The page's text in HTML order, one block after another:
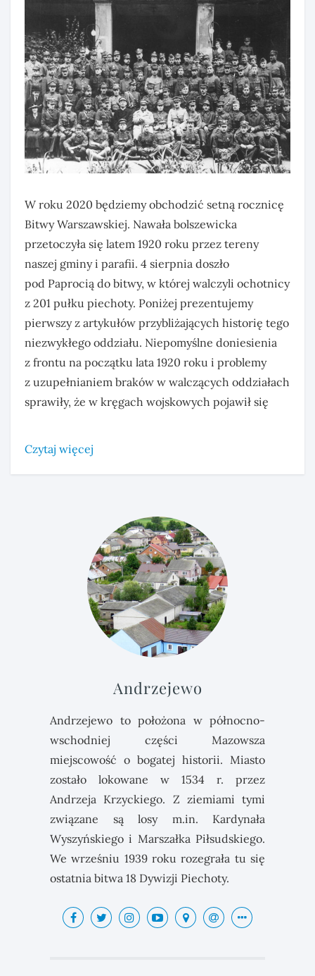
W roku 2020 będziemy obchodzić setną rocznicę
Bitwy Warszawskiej. Nawała bolszewicka
przetoczyła się latem 1920 roku przez tereny
naszej gminy i parafii. 4 sierpnia doszło
pod Paprocią do bitwy, w której walczyli ochotnicy
z 201 pułku piechoty. Poniżej prezentujemy
pierwszy z artykułów przybliżających historię tego
niezwykłego oddziału. Niepomyślne doniesienia
z frontu na początku lata 1920 roku i problemy
z uzupełnianiem braków w walczących oddziałach
sprawiły, że w kręgach wojskowych pojawił się
Czytaj więcej
Andrzejewo
Andrzejewo to położona w północno-
wschodniej części Mazowsza
miejscowość o bogatej historii. Miasto
zostało lokowane w 1534 r. przez
Andrzeja Krzyckiego. Z ziemiami tymi
związane są losy m.in. Kardynała
Wyszyńskiego i Marszałka Piłsudskiego.
We wrześniu 1939 roku rozegrała tu się
ostatnia bitwa 18 Dywizji Piechoty.